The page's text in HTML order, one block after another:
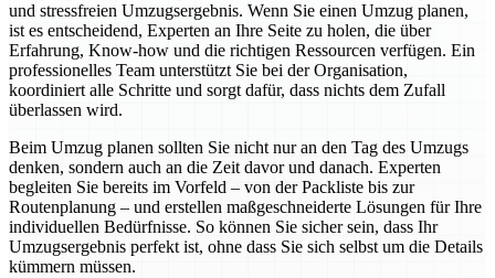
und stressfreien Umzugsergebnis. Wenn Sie einen Umzug planen,
ist es entscheidend, Experten an Ihre Seite zu holen, die über
Erfahrung, Know-how und die richtigen Ressourcen verfügen. Ein
professionelles Team unterstützt Sie bei der Organisation,
koordiniert alle Schritte und sorgt dafür, dass nichts dem Zufall
überlassen wird.
Beim Umzug planen sollten Sie nicht nur an den Tag des Umzugs
denken, sondern auch an die Zeit davor und danach. Experten
begleiten Sie bereits im Vorfeld – von der Packliste bis zur
Routenplanung – und erstellen maßgeschneiderte Lösungen für Ihre
individuellen Bedürfnisse. So können Sie sicher sein, dass Ihr
Umzugsergebnis perfekt ist, ohne dass Sie sich selbst um die Details
kümmern müssen.